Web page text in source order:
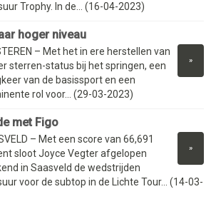
Trophy. In de... (16-04-2023)
hoger niveau
»
– Met het in ere herstellen van
sterren-status bij het springen, een
van de basissport en een
rol voor... (29-03-2023)
met Figo
»
– Met een score van 66,691
sloot Joyce Vegter afgelopen
in Saasveld de wedstrijden
voor de subtop in de Lichte Tour... (14-03-